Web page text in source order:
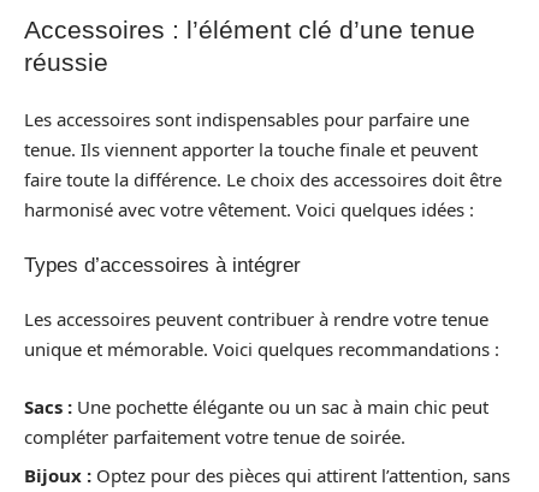
Accessoires : l’élément clé d’une tenue
réussie
Les accessoires sont indispensables pour parfaire une
tenue. Ils viennent apporter la touche finale et peuvent
faire toute la différence. Le choix des accessoires doit être
harmonisé avec votre vêtement. Voici quelques idées :
Types d’accessoires à intégrer
Les accessoires peuvent contribuer à rendre votre tenue
unique et mémorable. Voici quelques recommandations :
Sacs : Une pochette élégante ou un sac à main chic peut
compléter parfaitement votre tenue de soirée.
Bijoux : Optez pour des pièces qui attirent l’attention, sans